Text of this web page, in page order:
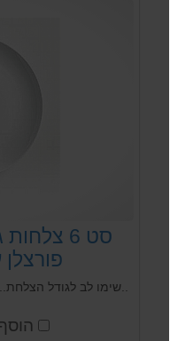
סט 6
פורצלן
..שימו לב לגודל הצלחת...30 סמ הינה צלחת גדולה מהרגיל
הוסף